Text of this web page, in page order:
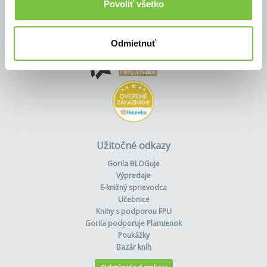
Povoliť všetko
Odmietnuť
Užitočné odkazy
Gorila BLOGuje
Výpredaje
E-knižný sprievodca
Učebnice
Knihy s podporou FPU
Gorila podporuje Plamienok
Poukážky
Bazár kníh